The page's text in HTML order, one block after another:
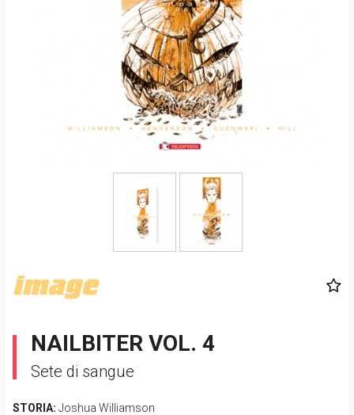
NAILBITER VOL. 4
Sete di sangue
STORIA: Joshua Williamson